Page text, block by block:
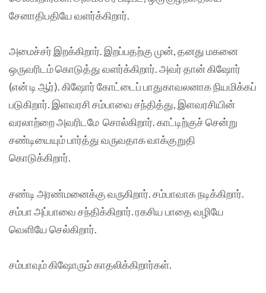
சேனாதிபதியே வளர்க்கிறார்.
அமைச்சர் இறக்கிறார். இறப்பதற்கு முன், தனது மகனை
ஒருவரிடம் கொடுத்து வளர்க்கிறார். அவர் தான் கிஷோர்
(என் டி ஆர்). கிஷோர் கோட்டைப் பாதுகாவலனாக நியமிக்கப்
படுகிறார். இளவரசி சம்பாவை சந்தித்து, இளவரசியின்
வரலாற்றை அவரிடமே சொல்கிறார். காட்டிற்குச் சென்று
சண்டியையும் பார்த்து வருவதாக வாக்குறுதி
கொடுக்கிறார்.
சண்டி அரண்மனைக்கு வருகிறார். சம்பாவாக நடிக்கிறார்.
சம்பா அப்பாவை சந்திக்கிறார். ரகசிய பாதை வழியே
வெளியே செல்கிறார்.
சம்பாவும் கிஷோரும் காதலிக்கிறார்கள்.